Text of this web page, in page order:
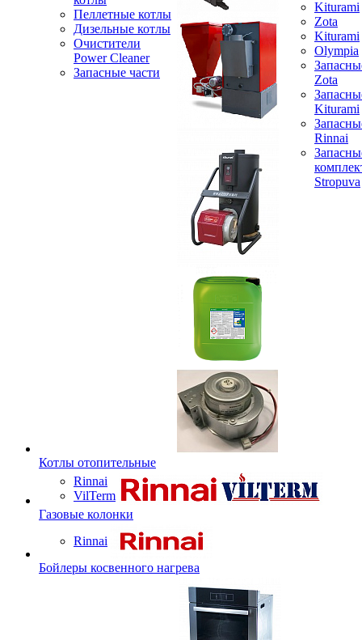
Пеллетные котлы
Дизельные котлы
Очистители
Power Cleaner
Запасные части
Kiturami
Zota
Kiturami
Olympia
Zota
Kiturami
Rinnai
Stropuva
Котлы отопительные
Rinnai
VilTerm
Газовые колонки
Rinnai
Бойлеры косвенного нагрева